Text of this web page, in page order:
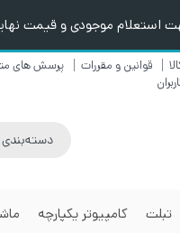
موجودی و قیمت
قوانین و مقررات پرسش های
تبلت کامپیوتر یکپارچه